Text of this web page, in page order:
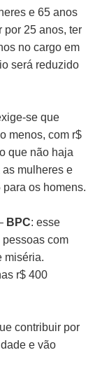
e 65 anos
por 25 anos, ter
no cargo em
será reduzido
se que
menos, com r$
que não haja
as mulheres e
os homens.
BPC: esse
com
miséria.
r$ 400
contribuir por
e vão